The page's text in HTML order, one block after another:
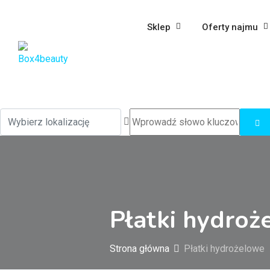
Sklep Oferty najmu
Płatki
Strona główna Płatki hydrożelowe